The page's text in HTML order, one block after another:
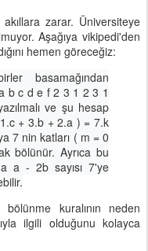
zarar. Üniversiteye
Aşağıya vikipedi'den
hemen göreceğiz:
basamağından
b c d e f 2 3 1 2 3 1
ve şu hesap
+ 3.b + 2.a ) = 7.k
7 nin katları ( m = 0
bölünür. Ayrıca bu
a - 2b sayısı 7'ye
kuralının neden
ilgili olduğunu kolayca